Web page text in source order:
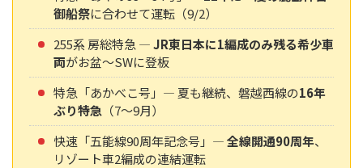
御船祭に合わせて運転（9/2）
255系 房総特急 ―JR東日本に1編成のみ残る希少車
両がお盆〜SWに登板
特急「あかべこ号」― 夏も継続、磐越西線の16年
ぶり特急 （7〜9月）
快速「五能線90周年記念号」―全線開通90周年、
リゾート車2編成の連結運転